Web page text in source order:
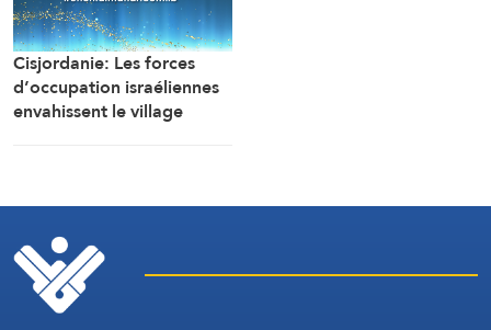
Cisjordanie: Les forces
d’occupation israéliennes
envahissent le village